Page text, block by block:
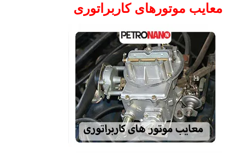
معایب موتورهای کاربراتوری